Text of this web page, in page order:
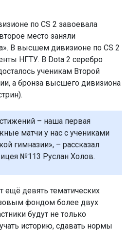
по CS 2 завоевала
место заняли
В высшем дивизионе по CS 2
НГТУ. В Dota 2 серебро
ученикам Второй
а бронза высшего дивизиона
– наша первая
матчи у нас с учениками
гимназии», – рассказал
№113 Руслан Холов.
девять тематических
фондом более двух
будут не только
историю, сдавать нормы